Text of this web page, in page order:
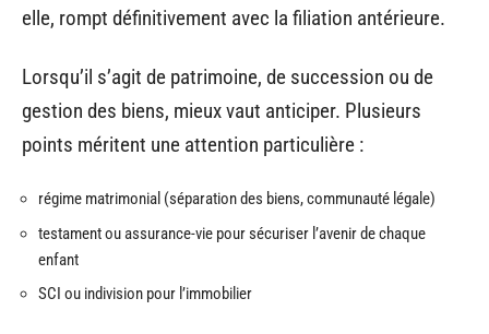
elle, rompt définitivement avec la filiation antérieure.
Lorsqu’il s’agit de patrimoine, de succession ou de
gestion des biens, mieux vaut anticiper. Plusieurs
points méritent une attention particulière :
régime matrimonial (séparation des biens, communauté légale)
testament ou assurance-vie pour sécuriser l’avenir de chaque
enfant
SCI ou indivision pour l’immobilier